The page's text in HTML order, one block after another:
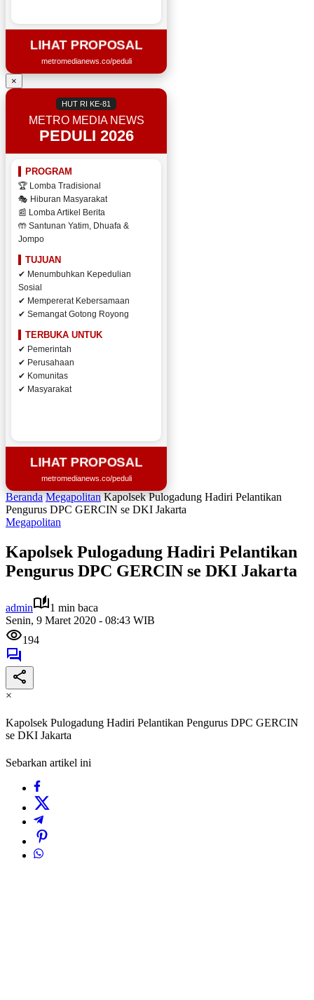
LIHAT PROPOSAL
metromedianews.co/peduli
×
HUT RI KE-81
METRO MEDIA NEWS
PEDULI 2026
PROGRAM
🏆 Lomba Tradisional
🎭 Hiburan Masyarakat
📰 Lomba Artikel Berita
🤲 Santunan Yatim, Dhuafa &
Jompo
TUJUAN
✔ Menumbuhkan Kepedulian
Sosial
✔ Mempererat Kebersamaan
✔ Semangat Gotong Royong
TERBUKA UNTUK
✔ Pemerintah
✔ Perusahaan
✔ Komunitas
✔ Masyarakat
LIHAT PROPOSAL
metromedianews.co/peduli
Beranda Megapolitan Kapolsek Pulogadung Hadiri Pelantikan
Pengurus DPC GERCIN se DKI Jakarta
Megapolitan
Kapolsek Pulogadung Hadiri Pelantikan
Pengurus DPC GERCIN se DKI Jakarta
admin
1 min baca
Senin, 9 Maret 2020 - 08:43 WIB
194
×
Kapolsek Pulogadung Hadiri Pelantikan Pengurus DPC GERCIN
se DKI Jakarta
Sebarkan artikel ini